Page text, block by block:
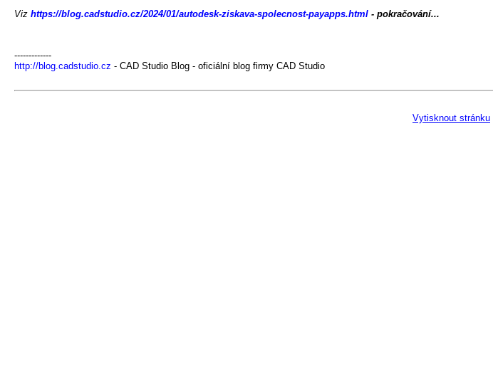
Viz https://blog.cadstudio.cz/2024/01/autodesk-ziskava-spolecnost-payapps.html- pokračování...
-------------
http://blog.cadstudio.cz - CAD Studio Blog - oficiální blog firmy CAD Studio
Vytisknout stránku